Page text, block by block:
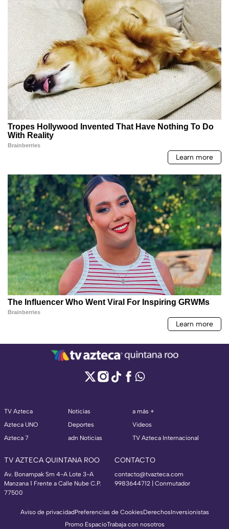
TV Azteca
Azteca UNO
Azteca 7
Noticias
Deportes
adn Noticias
a más +
Videos
TV Azteca Internacional
TV AZTECA QUINTANA ROO
Av. Bonampak Sm 4-A Lote 3-A
Manzana 1 Frente a Calle Nube C.P.
77500
CONTACTO
contacto@tvazteca.com
9983644712 | Conmutador
Aviso de privacidadPreferencias de CookiesDerechosInversionistas
Promo EspacioTrabaja con nosotros